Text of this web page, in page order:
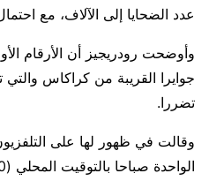
عدد الضحايا إلى الآلاف، مع احتمال
وأوضحت رودريجيز أن الأرقام
جوايرا القريبة من كراكاس والتي
تضررا.
وقالت في ​ظهور لها على